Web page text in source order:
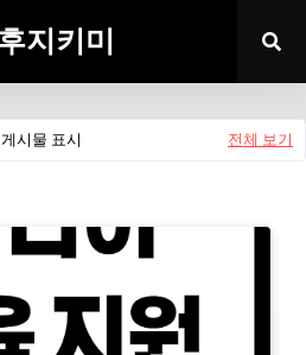
지키미
시물 표시 전체 보기